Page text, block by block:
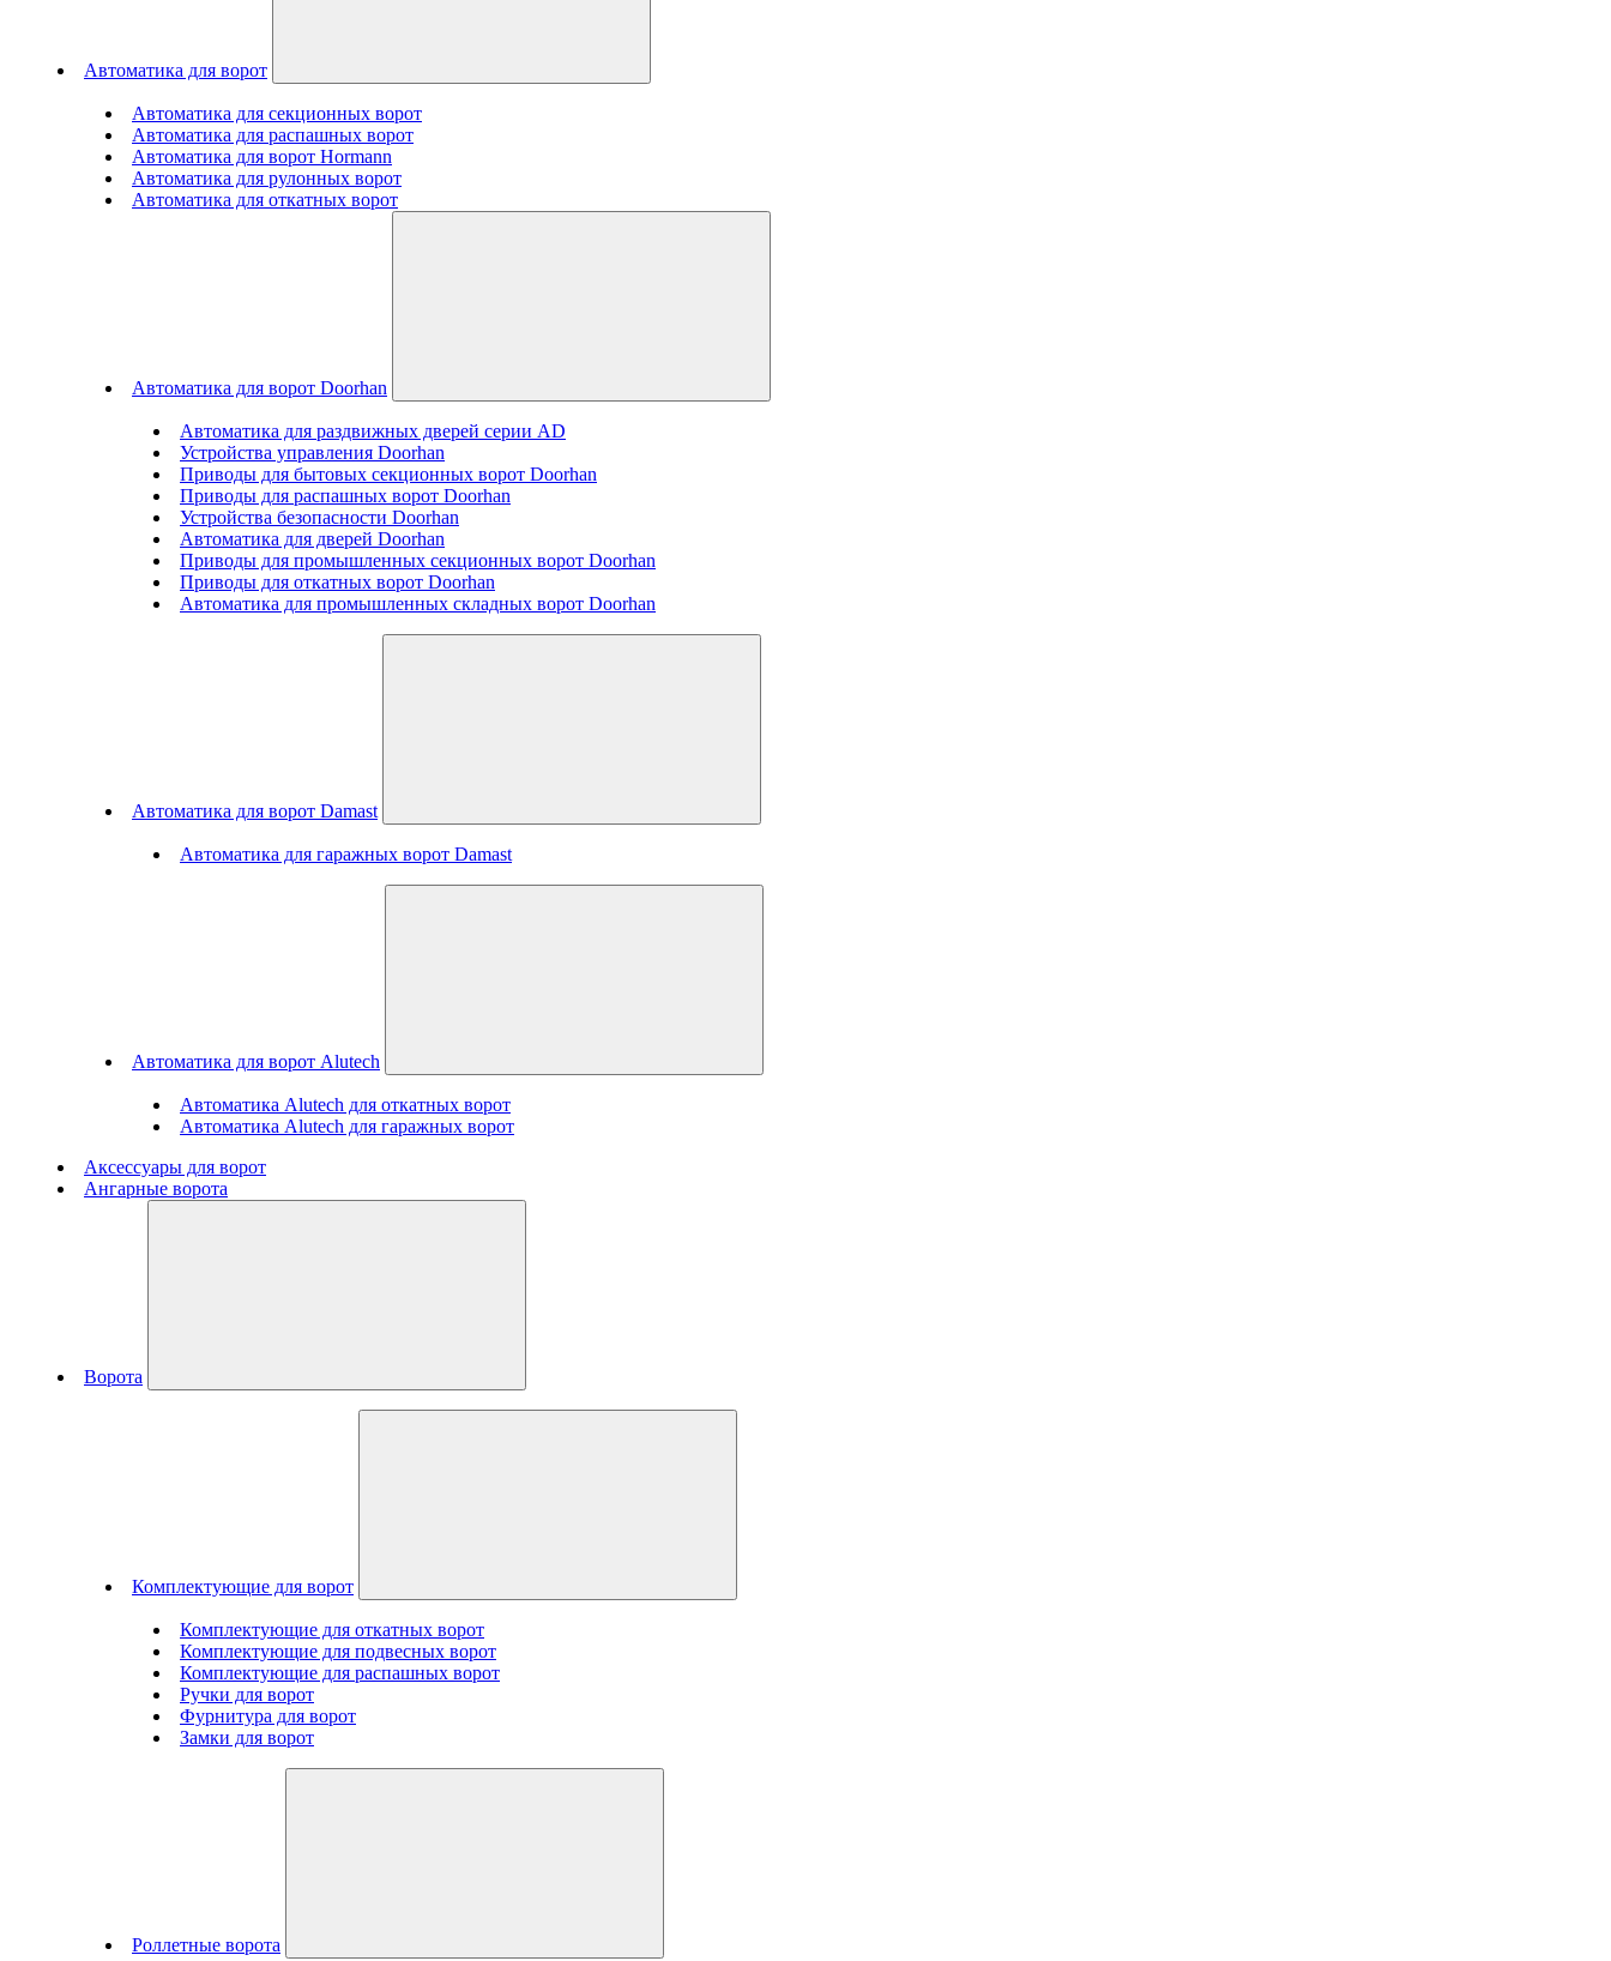
Автоматика для ворот
Автоматика для секционных ворот
Автоматика для распашных ворот
Автоматика для ворот Hormann
Автоматика для рулонных ворот
Автоматика для откатных ворот
Автоматика для ворот Doorhan
Автоматика для раздвижных дверей серии AD
Устройства управления Doorhan
Приводы для бытовых секционных ворот Doorhan
Приводы для распашных ворот Doorhan
Устройства безопасности Doorhan
Автоматика для дверей Doorhan
Приводы для промышленных секционных ворот Doorhan
Приводы для откатных ворот Doorhan
Автоматика для промышленных складных ворот Doorhan
Автоматика для ворот Damast
Автоматика для гаражных ворот Damast
Автоматика для ворот Alutech
Автоматика Alutech для откатных ворот
Автоматика Alutech для гаражных ворот
Аксессуары для ворот
Ангарные ворота
Ворота
Комплектующие для ворот
Комплектующие для откатных ворот
Комплектующие для подвесных ворот
Комплектующие для распашных ворот
Ручки для ворот
Фурнитура для ворот
Замки для ворот
Роллетные ворота